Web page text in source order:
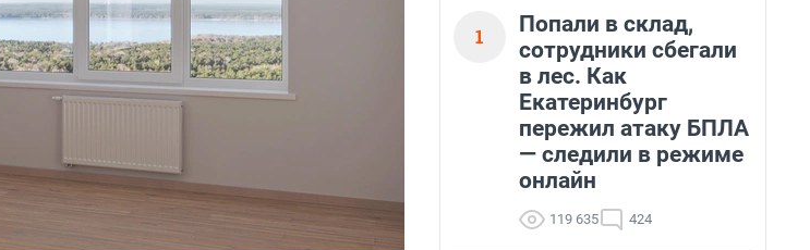
1
Попали в склад,
сотрудники сбегали
в лес. Как
Екатеринбург
пережил атаку БПЛА
— следили в режиме
онлайн
119 635 424